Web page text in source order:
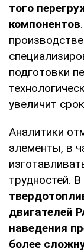
того
компонентов
подготовки
увеличит
Аналитики
элементы, в
трудностей.
двигателей
наведения
более